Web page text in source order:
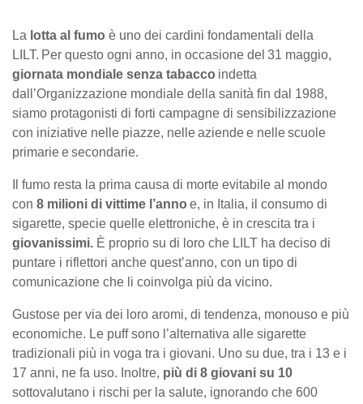
La lotta al fumo è uno dei cardini fondamentali della
LILT. Per questo ogni anno, in occasione del 31 maggio,
giornata mondiale senza tabacco indetta
dall’Organizzazione mondiale della sanità fin dal 1988,
siamo protagonisti di forti campagne di sensibilizzazione
con iniziative nelle piazze, nelle aziende e nelle scuole
primarie e secondarie.
Il fumo resta la prima causa di morte evitabile al mondo
con 8 milioni di vittime l’anno e, in Italia, il consumo di
sigarette, specie quelle elettroniche, è in crescita tra i
giovanissimi. È proprio su di loro che LILT ha deciso di
puntare i riflettori anche quest’anno, con un tipo di
comunicazione che li coinvolga più da vicino.
Gustose per via dei loro aromi, di tendenza, monouso e più
economiche. Le puff sono l’alternativa alle sigarette
tradizionali più in voga tra i giovani. Uno su due, tra i 13 e i
17 anni, ne fa uso. Inoltre, più di 8 giovani su 10
sottovalutano i rischi per la salute, ignorando che 600